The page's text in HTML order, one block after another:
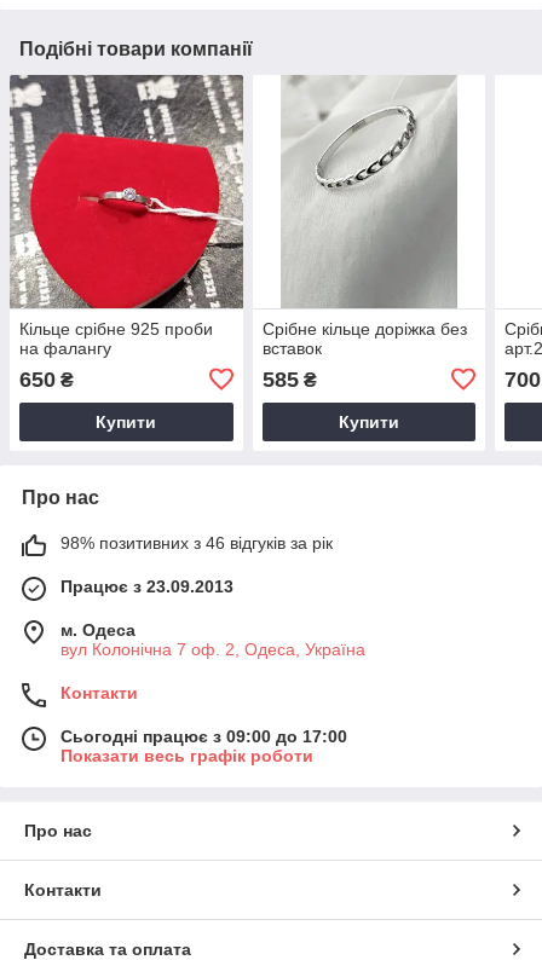
Подібні товари компанії
Кільце срібне 925 проби
на фалангу
650 ₴
Купити
Срібне кільце доріжка без
вставок
585₴
Купити
700
Про нас
98% позитивних з 46 відгуків за рік
Працює з 23.09.2013
м. Одеса
вул Колонічна 7 оф. 2, Одеса, Україна
Контакти
Сьогодні працює з 09:00 до 17:00
Показати весь графік роботи
Про нас
Контакти
Доставка та оплата